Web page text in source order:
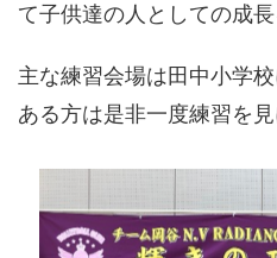
て子供達の人としての成
主な練習会場は田中小学
ある方は是非一度練習を見